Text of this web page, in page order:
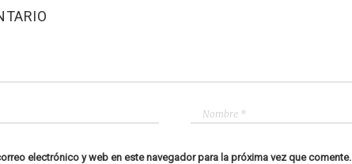
electrónico y web en este navegador para la próxima vez que comente.